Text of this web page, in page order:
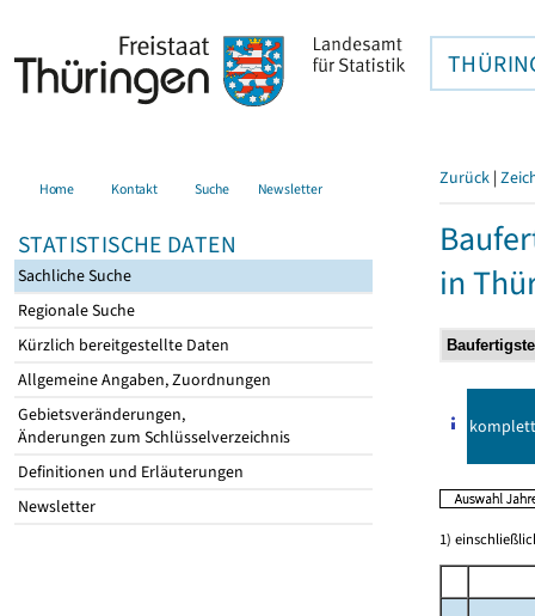
Home Kontakt Suche Newsletter
STATISTISCHE DATEN
Sachliche Suche
Regionale Suche
Kürzlich bereitgestellte Daten
Allgemeine Angaben, Zuordnungen
Gebietsveränderungen,
Änderungen zum Schlüsselverzeichnis
Definitionen und Erläuterungen
Newsletter
Zurück |
in
komplett
1)